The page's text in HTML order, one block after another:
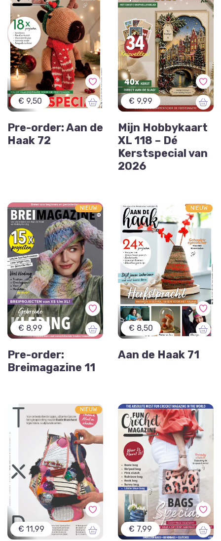
€ 9,50
Pre-order: Aan de
Haak 72
€ 9,99
Mijn Hobbykaart
XL 118 – Dé
Kerstspecial van
2026
NIEUW
€ 8,99
Pre-order:
Breimagazine 11
NIEUW
€ 8,50
Aan de Haak 71
NIEUW
€ 11,99 € 7,99